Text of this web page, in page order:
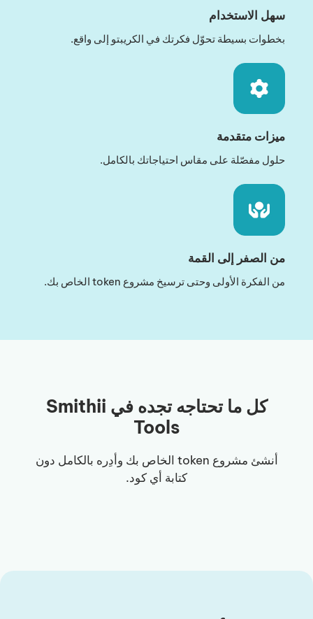
سهل الاستخدام
بخطوات بسيطة تحوّل فكرتك في الكريبتو إلى واقع.
ميزات متقدمة
حلول مفصّلة على مقاس احتياجاتك بالكامل.
من الصفر إلى القمة
من الفكرة الأولى وحتى ترسيخ مشروع token الخاص بك.
كل ما تحتاجه تجده في Smithii
Tools
أنشئ مشروع token الخاص بك وأدِره بالكامل دون
كتابة أي كود.